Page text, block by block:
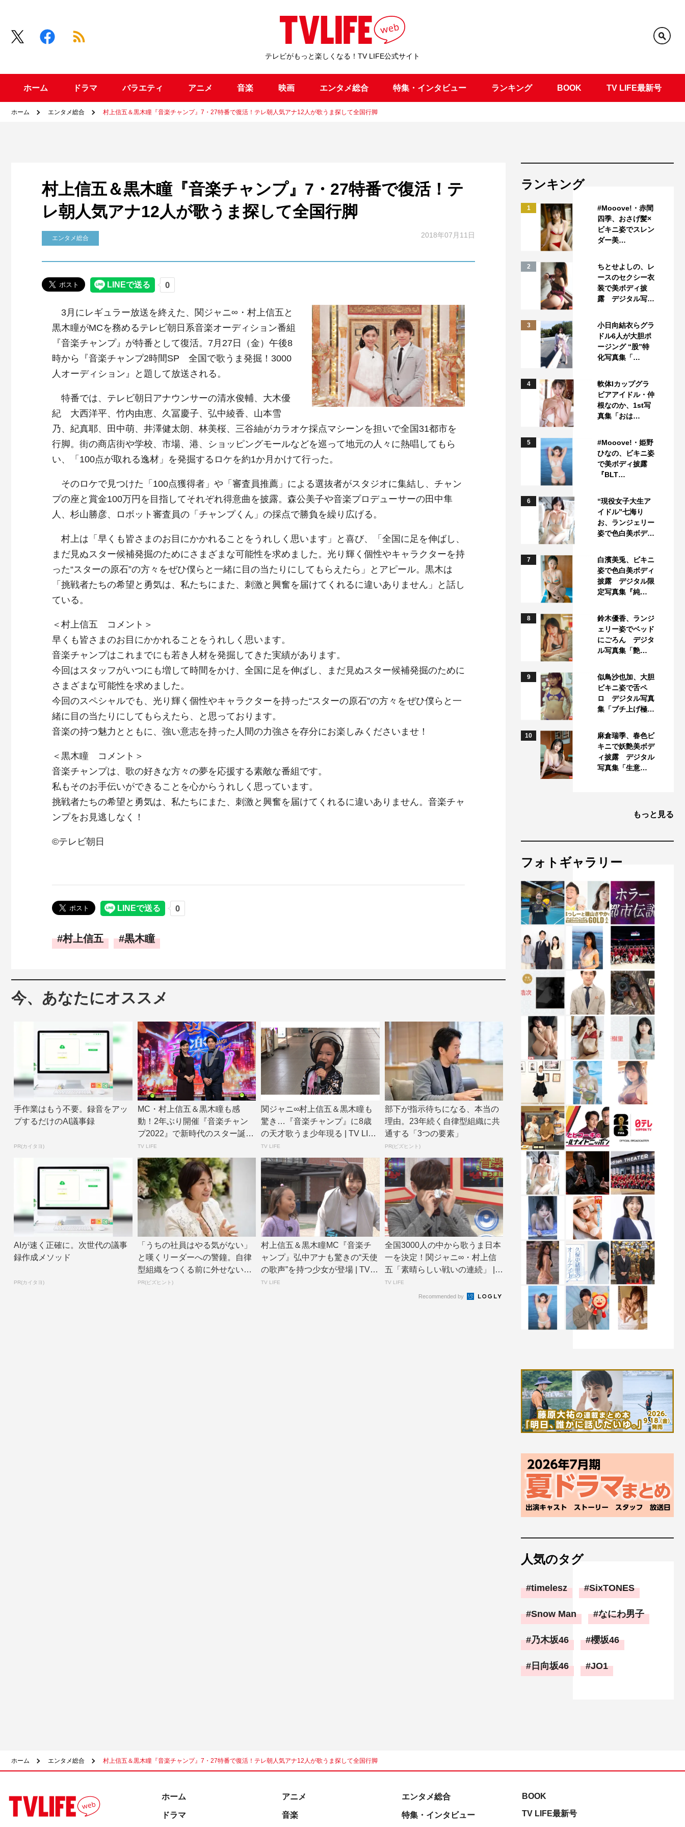
テレビがもっと楽しくなる！TV LIFE公式サイト
ホーム ドラマ バラエティ アニメ 音楽 映画 エンタメ総合 特集・インタビュー ランキング BOOK TV LIFE最新号
ホーム エンタメ総合 村上信五＆黒木瞳『音楽チャンプ』7・27特番で復活！テレ朝人気アナ12人が歌うま探して全国行脚
村上信五＆黒木瞳『音楽チャンプ』7・27特番で復活！テ
レ朝人気アナ12人が歌うま探して全国行脚
エンタメ総合 2018年07月11日
3月にレギュラー放送を終えた、関ジャニ∞・村上信五と
黒木瞳がMCを務めるテレビ朝日系音楽オーディション番組
『音楽チャンプ』が特番として復活。7月27日（金）午後8
時から『音楽チャンプ2時間SP 全国で歌うま発掘！3000
人オーディション』と題して放送される。
特番では、テレビ朝日アナウンサーの清水俊輔、大木優
紀 大西洋平、竹内由恵、久冨慶子、弘中綾香、山本雪
乃、紀真耶、田中萌、井澤健太朗、林美桜、三谷紬がカラオケ採点マシーンを担いで全国31都市を
行脚。街の商店街や学校、市場、港、ショッピングモールなどを巡って地元の人々に熱唱してもら
い、「100点が取れる逸材」を発掘するロケを約1か月かけて行った。
そのロケで見つけた「100点獲得者」や「審査員推薦」による選抜者がスタジオに集結し、チャン
プの座と賞金100万円を目指してそれぞれ得意曲を披露。森公美子や音楽プロデューサーの田中隼
人、杉山勝彦、ロボット審査員の「チャンプくん」の採点で勝負を繰り広げる。
村上は「早くも皆さまのお目にかかれることをうれしく思います」と喜び、「全国に足を伸ばし、
まだ見ぬスター候補発掘のためにさまざまな可能性を求めました。光り輝く個性やキャラクターを持
った“スターの原石”の方々をぜひ僕らと一緒に目の当たりにしてもらえたら」とアピール。黒木は
「挑戦者たちの希望と勇気は、私たちにまた、刺激と興奮を届けてくれるに違いありません」と話し
ている。
＜村上信五 コメント＞
早くも皆さまのお目にかかれることをうれしく思います。
音楽チャンプはこれまでにも若き人材を発掘してきた実績があります。
今回はスタッフがいつにも増して時間をかけ、全国に足を伸ばし、まだ見ぬスター候補発掘のために
さまざまな可能性を求めました。
今回のスペシャルでも、光り輝く個性やキャラクターを持った“スターの原石”の方々をぜひ僕らと一
緒に目の当たりにしてもらえたら、と思っております。
音楽の持つ魅力とともに、強い意志を持った人間の力強さを存分にお楽しみくださいませ！
＜黒木瞳 コメント＞
音楽チャンプは、歌の好きな方々の夢を応援する素敵な番組です。
私もそのお手伝いができることを心からうれしく思っています。
挑戦者たちの希望と勇気は、私たちにまた、刺激と興奮を届けてくれるに違いありません。音楽チャ
ンプをお見逃しなく！
©テレビ朝日
村上信五 黒木瞳
今、あなたにオススメ
手作業はもう不要。録音をアッ
プするだけのAI議事録
PR(カイタヨ)
MC・村上信五＆黒木瞳も感
動！2年ぶり開催『音楽チャン
プ2022』で新時代のスター誕生
| TV L...
TV LIFE
関ジャニ∞村上信五＆黒木瞳も
驚き…『音楽チャンプ』に8歳
の天才歌うま少年現る | TV LIFE
w...
TV LIFE
部下が指示待ちになる、本当の
理由。23年続く自律型組織に共
通する「3つの要素」
PR(ビズヒント)
AIが速く正確に。次世代の議事
録作成メソッド
PR(カイタヨ)
「うちの社員はやる気がない」
と嘆くリーダーへの警鐘。自律
型組織をつくる前に外せない、
たった一つの順番
PR(ビズヒント)
村上信五＆黒木瞳MC『音楽チ
ャンプ』弘中アナも驚きの“天使
の歌声”を持つ少女が登場 | TV LI
F...
TV LIFE
全国3000人の中から歌うま日本
一を決定！関ジャニ∞・村上信
五「素晴らしい戦いの連続」 | T
V L...
TV LIFE
Recommended by
ランキング
1
#Mooove!・赤間
四季、おさげ髪×
ビキニ姿でスレン
ダー美…
2
ちとせよしの、レ
ースのセクシー衣
装で美ボディ披
露 デジタル写…
3
小日向結衣らグラ
ドル6人が大胆ポ
ージング “股”特
化写真集「…
4
軟体Iカップグラ
ビアアイドル・仲
根なのか、1st写
真集「おは…
5
#Mooove!・姫野
ひなの、ビキニ姿
で美ボディ披露
『BLT…
6
“現役女子大生ア
イドル”七海り
お、ランジェリー
姿で色白美ボデ…
7
白濱美兎、ビキニ
姿で色白美ボディ
披露 デジタル限
定写真集『純…
8
鈴木優香、ランジ
ェリー姿でベッド
にごろん デジタ
ル写真集「艶…
9
似鳥沙也加、大胆
ビキニ姿で舌ペ
ロ デジタル写真
集「ブチ上げ極…
10
麻倉瑞季、春色ビ
キニで妖艶美ボデ
ィ披露 デジタル
写真集「生意…
もっと見る
フォトギャラリー
人気のタグ
timelesz SixTONES
Snow Man なにわ男子
乃木坂46 櫻坂46
日向坂46 JO1
ホーム エンタメ総合 村上信五＆黒木瞳『音楽チャンプ』7・27特番で復活！テレ朝人気アナ12人が歌うま探して全国行脚
ホーム
ドラマ
アニメ
音楽
エンタメ総合
特集・インタビュー
BOOK
TV LIFE最新号